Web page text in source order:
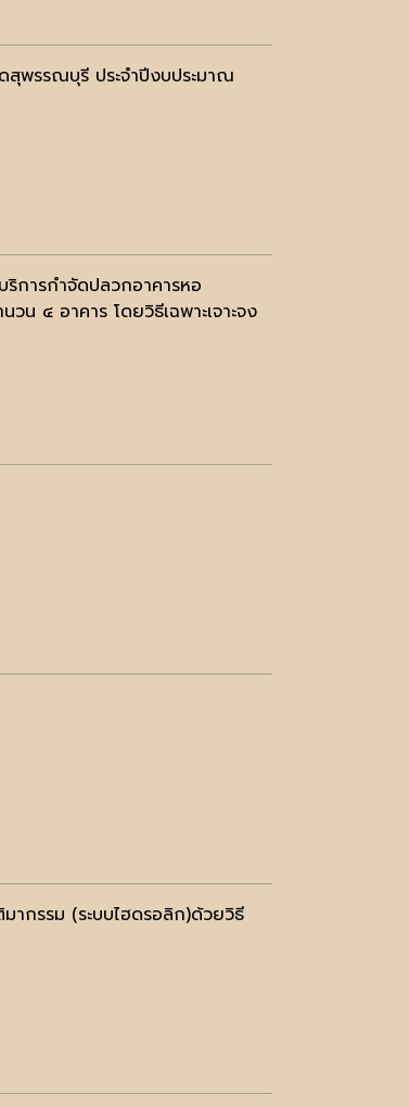
สุพรรณบุรี ประจำปีงบประมาณ
ริการกำจัดปลวกอาคารหอ
น ๔ อาคาร โดยวิธีเฉพาะเจาะจง
มากรรม (ระบบไฮดรอลิก)ด้วยวิธี